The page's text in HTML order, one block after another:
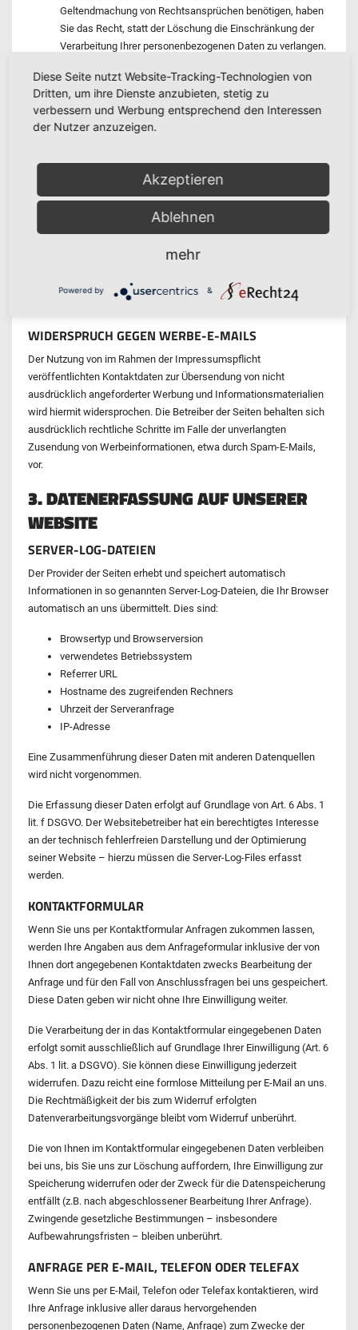
Geltendmachung von Rechtsansprüchen benötigen, haben
Sie das Recht, statt der Löschung die Einschränkung der
Verarbeitung Ihrer personenbezogenen Daten zu verlangen.
eingelegt haben, muss eine Abwägung zwischen Ihren und
unseren Interessen vorgenommen werden. Solange noch
nicht feststeht, wessen Interessen überwiegen, haben Sie
das Recht, die Einschränkung der Verarbeitung Ihrer
Wenn Sie die Verarbeitung Ihrer personenbezogenen Daten
eingeschränkt haben, dürfen diese Daten – von ihrer Speicherung
abgesehen – nur mit Ihrer Einwilligung oder zur Geltendmachung,
Ausübung oder Verteidigung von Rechtsansprüchen oder zum
Schutz der Rechte einer anderen natürlichen oder juristischen
der Europäischen Union oder eines Mitgliedstaats verarbeitet
WIDERSPRUCH GEGEN WERBE-E-MAILS
Der Nutzung von im Rahmen der Impressumspflicht
veröffentlichten Kontaktdaten zur Übersendung von nicht
ausdrücklich angeforderter Werbung und Informationsmaterialien
wird hiermit widersprochen. Die Betreiber der Seiten behalten sich
ausdrücklich rechtliche Schritte im Falle der unverlangten
Zusendung von Werbeinformationen, etwa durch Spam-E-Mails,
vor.
3. DATENERFASSUNG AUF UNSERER
WEBSITE
SERVER-LOG-DATEIEN
Der Provider der Seiten erhebt und speichert automatisch
Informationen in so genannten Server-Log-Dateien, die Ihr Browser
automatisch an uns übermittelt. Dies sind:
Browsertyp und Browserversion
verwendetes Betriebssystem
Referrer URL
Hostname des zugreifenden Rechners
Uhrzeit der Serveranfrage
IP-Adresse
Eine Zusammenführung dieser Daten mit anderen Datenquellen
wird nicht vorgenommen.
Die Erfassung dieser Daten erfolgt auf Grundlage von Art. 6 Abs. 1
lit. f DSGVO. Der Websitebetreiber hat ein berechtigtes Interesse
an der technisch fehlerfreien Darstellung und der Optimierung
seiner Website – hierzu müssen die Server-Log-Files erfasst
werden.
KONTAKTFORMULAR
Wenn Sie uns per Kontaktformular Anfragen zukommen lassen,
werden Ihre Angaben aus dem Anfrageformular inklusive der von
Ihnen dort angegebenen Kontaktdaten zwecks Bearbeitung der
Anfrage und für den Fall von Anschlussfragen bei uns gespeichert.
Diese Daten geben wir nicht ohne Ihre Einwilligung weiter.
Die Verarbeitung der in das Kontaktformular eingegebenen Daten
erfolgt somit ausschließlich auf Grundlage Ihrer Einwilligung (Art. 6
Abs. 1 lit. a DSGVO). Sie können diese Einwilligung jederzeit
widerrufen. Dazu reicht eine formlose Mitteilung per E-Mail an uns.
Die Rechtmäßigkeit der bis zum Widerruf erfolgten
Datenverarbeitungsvorgänge bleibt vom Widerruf unberührt.
Die von Ihnen im Kontaktformular eingegebenen Daten verbleiben
bei uns, bis Sie uns zur Löschung auffordern, Ihre Einwilligung zur
Speicherung widerrufen oder der Zweck für die Datenspeicherung
entfällt (z.B. nach abgeschlossener Bearbeitung Ihrer Anfrage).
Zwingende gesetzliche Bestimmungen – insbesondere
Aufbewahrungsfristen – bleiben unberührt.
ANFRAGE PER E-MAIL, TELEFON ODER TELEFAX
Wenn Sie uns per E-Mail, Telefon oder Telefax kontaktieren, wird
Ihre Anfrage inklusive aller daraus hervorgehenden
personenbezogenen Daten (Name, Anfrage) zum Zwecke der
Diese Seite nutzt Website-Tracking-Technologien von
Dritten, um ihre Dienste anzubieten, stetig zu
verbessern und Werbung entsprechend den Interessen
der Nutzer anzuzeigen.
Akzeptieren
Ablehnen
mehr
Powered by &